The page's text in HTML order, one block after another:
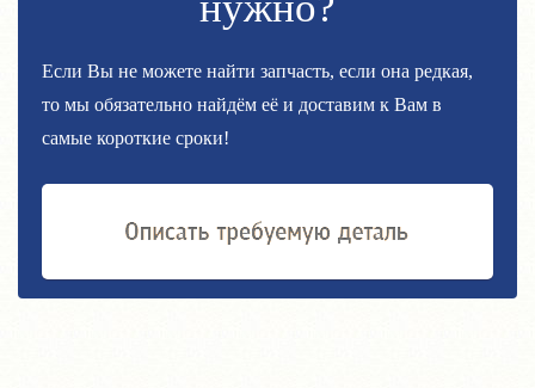
Если Вы не можете найти запчасть, если она редкая,
то мы обязательно найдём её и доставим к Вам в
самые короткие сроки!